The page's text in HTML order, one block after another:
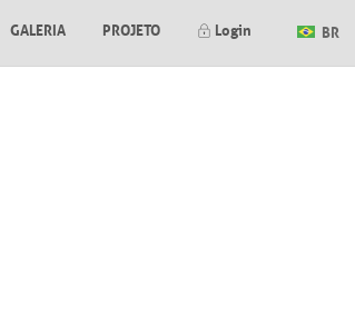
GALERIA PROJETO Login BR